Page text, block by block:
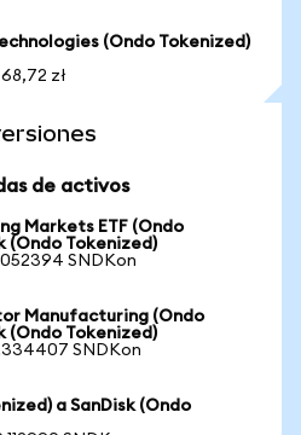
(Ondo Tokenized)
zł
de activos
Markets ETF (Ondo
(Ondo Tokenized)
SNDKon
Manufacturing (Ondo
(Ondo Tokenized)
SNDKon
a SanDisk (Ondo